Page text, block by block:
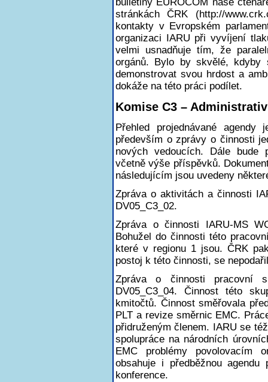
bulletiny EUROCOM naše
stránkách ČRK (http://
kontakty v Evropském
organizaci IARU při vyvíjení
velmi usnadňuje tím, že
orgánů. Bylo by skvělé, kdyby
demonstrovat svou hrdost a
dokáže na této práci podílet.
Komise C3 –
Přehled projednávané agendy
především o zprávy o činnosti
nových vedoucích. Dále bude
včetně výše příspěvků.
následujícím jsou uvedeny
Zpráva o aktivitách a činnosti
DV05_C3_02.
Zpráva o činnosti IARU-MS
Bohužel do činnosti této
které v regionu 1 jsou. ČRK
postoj k této činnosti, se
Zpráva o činnosti pracovní
DV05_C3_04. Činnost této
kmitočtů. Činnost směřovala
PLT a revize směrnic EMC.
přidruženým členem. IARU se
spolupráce na národních
EMC problémy povolovacím
obsahuje i předběžnou
konference.